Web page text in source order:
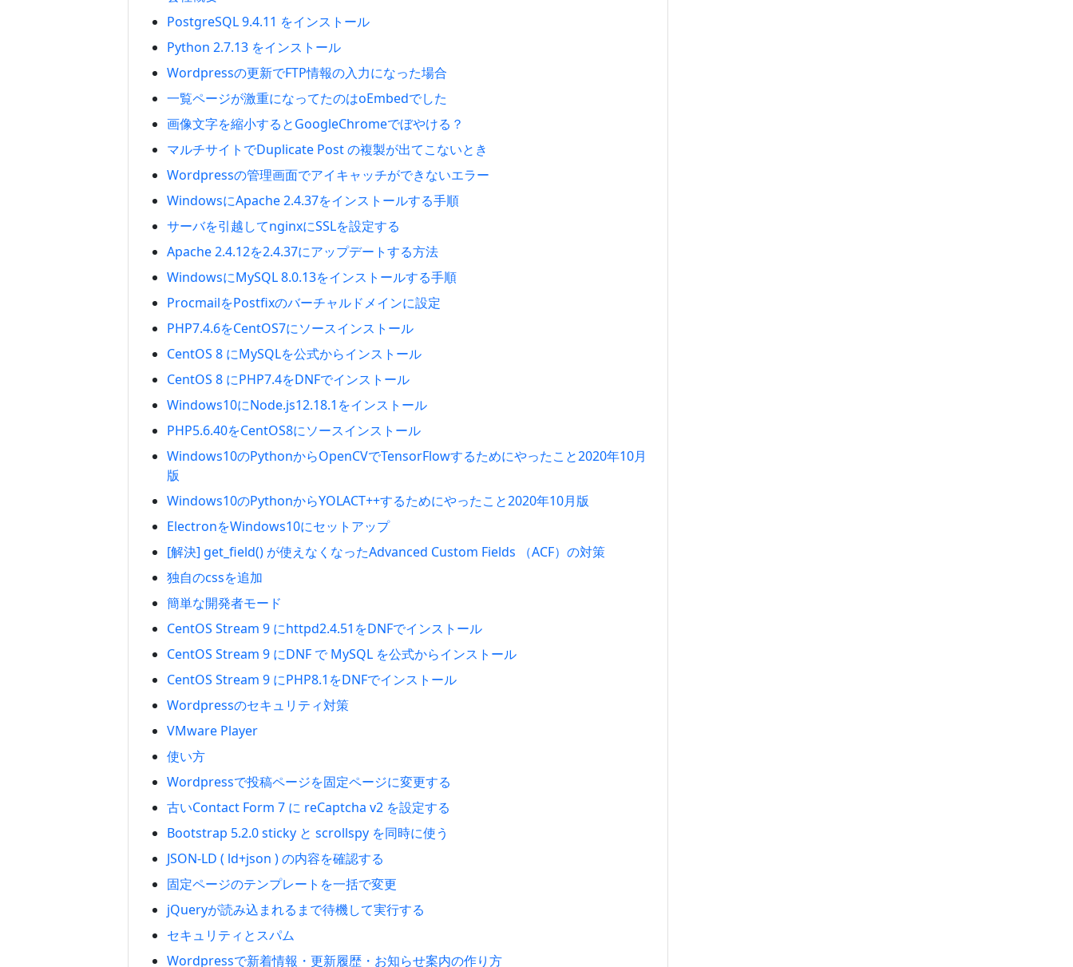
PostgreSQL 9.4.11 をインストール
Python 2.7.13 をインストール
Wordpressの更新でFTP情報の入力になった場合
一覧ページが激重になってたのはoEmbedでした
画像文字を縮小するとGoogleChromeでぼやける？
マルチサイトでDuplicate Post の複製が出てこないとき
Wordpressの管理画面でアイキャッチができないエラー
WindowsにApache 2.4.37をインストールする手順
サーバを引越してnginxにSSLを設定する
Apache 2.4.12を2.4.37にアップデートする方法
WindowsにMySQL 8.0.13をインストールする手順
ProcmailをPostfixのバーチャルドメインに設定
PHP7.4.6をCentOS7にソースインストール
CentOS 8 にMySQLを公式からインストール
CentOS 8 にPHP7.4をDNFでインストール
Windows10にNode.js12.18.1をインストール
PHP5.6.40をCentOS8にソースインストール
Windows10のPythonからOpenCVでTensorFlowするためにやったこと2020年10月
版
Windows10のPythonからYOLACT++するためにやったこと2020年10月版
ElectronをWindows10にセットアップ
[解決] get_field() が使えなくなったAdvanced Custom Fields （ACF）の対策
独自のcssを追加
簡単な開発者モード
CentOS Stream 9 にhttpd2.4.51をDNFでインストール
CentOS Stream 9 にDNF で MySQL を公式からインストール
CentOS Stream 9 にPHP8.1をDNFでインストール
Wordpressのセキュリティ対策
VMware Player
使い方
Wordpressで投稿ページを固定ページに変更する
古いContact Form 7 に reCaptcha v2 を設定する
Bootstrap 5.2.0 sticky と scrollspy を同時に使う
JSON-LD ( ld+json ) の内容を確認する
固定ページのテンプレートを一括で変更
jQueryが読み込まれるまで待機して実行する
セキュリティとスパム
Wordpressで新着情報・更新履歴・お知らせ案内の作り方